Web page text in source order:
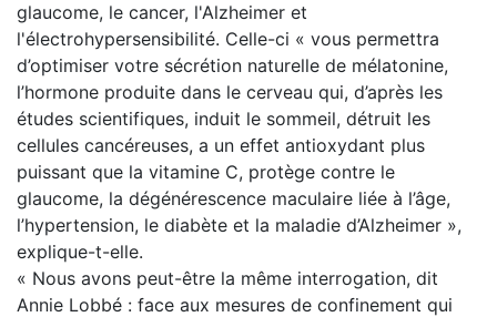
glaucome, le cancer, l'Alzheimer et
l'électrohypersensibilité. Celle-ci « vous permettra
d’optimiser votre sécrétion naturelle de mélatonine,
l’hormone produite dans le cerveau qui, d’après les
études scientifiques, induit le sommeil, détruit les
cellules cancéreuses, a un effet antioxydant plus
puissant que la vitamine C, protège contre le
glaucome, la dégénérescence maculaire liée à l’âge,
l’hypertension, le diabète et la maladie d’Alzheimer »,
explique-t-elle.
« Nous avons peut-être la même interrogation, dit
Annie Lobbé : face aux mesures de confinement qui